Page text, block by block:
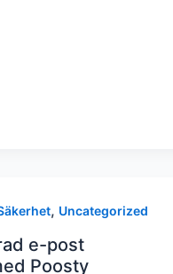
, Uncategorized
e-post
Poosty